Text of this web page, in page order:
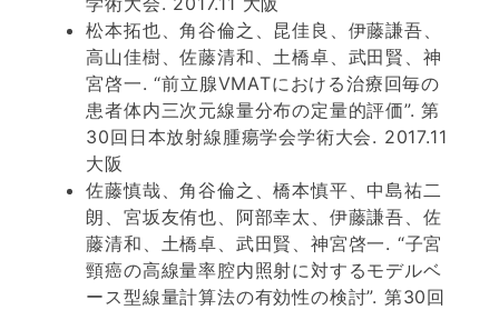
松本拓也、角谷倫之、昆佳良、伊藤謙吾、
高山佳樹、佐藤清和、土橋卓、武田賢、神
宮啓一. “前立腺VMATにおける治療回毎の
患者体内三次元線量分布の定量的評価”. 第
30回日本放射線腫瘍学会学術大会. 2017.11
大阪
佐藤慎哉、角谷倫之、橋本慎平、中島祐二
朗、宮坂友侑也、阿部幸太、伊藤謙吾、佐
藤清和、土橋卓、武田賢、神宮啓一. “子宮
頸癌の高線量率腔内照射に対するモデルベ
ース型線量計算法の有効性の検討”. 第30回